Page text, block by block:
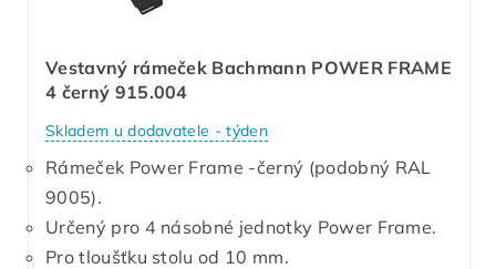
Vestavný rámeček Bachmann POWER FRAME
4 černý 915.004
Skladem u dodavatele - týden
Rámeček Power Frame -černý (podobný RAL
9005).
Určený pro 4 násobné jednotky Power Frame.
Pro tloušťku stolu od 10 mm.